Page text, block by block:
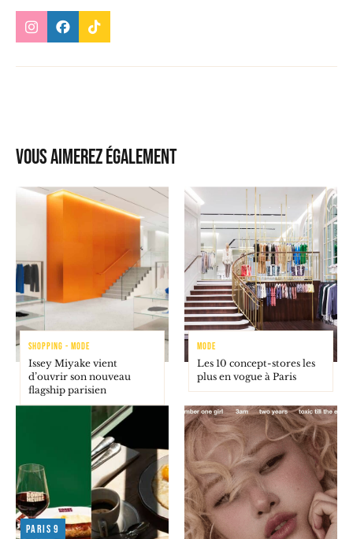
Vous aimerez également
SHOPPING - MODE
Issey Miyake vient
d’ouvrir son nouveau
flagship parisien
MODE
Les 10 concept-stores les
plus en vogue à Paris
Paris 9